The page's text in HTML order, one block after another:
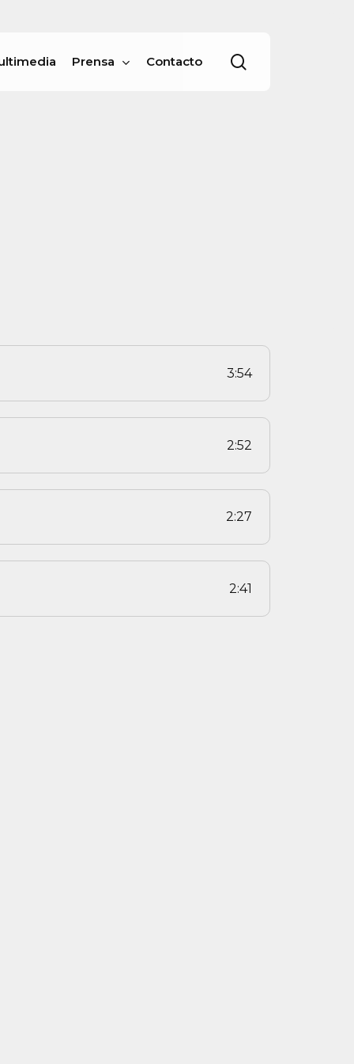
Prensa Contacto
3:54
2:52
2:27
2:41